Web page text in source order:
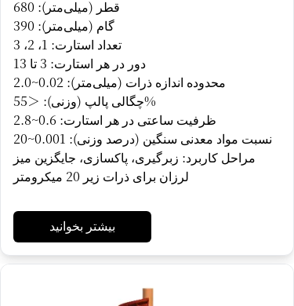
قطر (میلی‌متر): 680
گام (میلی‌متر): 390
تعداد استارت: 1، 2، 3
دور در هر استارت: 3 تا 13
محدوده اندازه ذرات (میلی‌متر): 0.02~2.0
چگالی پالپ (وزنی): ＜55%
ظرفیت ساعتی در هر استارت: 0.6~2.8
نسبت مواد معدنی سنگین (درصد وزنی): 0.001~20
مراحل کاربرد: زبرگیری، پاکسازی، جایگزین میز
لرزان برای ذرات زیر 20 میکرومتر
بیشتر بخوانید